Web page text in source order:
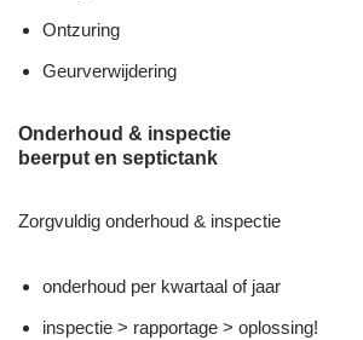
Ontzuring
Geurverwijdering
Onderhoud & inspectie
beerput en septictank
Zorgvuldig onderhoud & inspectie
onderhoud per kwartaal of jaar
inspectie > rapportage > oplossing!